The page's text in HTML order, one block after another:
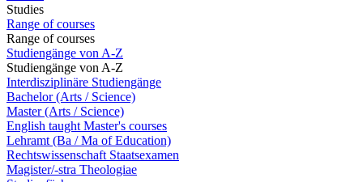
Studies
Range of courses
Range of courses
Studiengänge von A-Z
Studiengänge von A-Z
Interdisziplinäre Studiengänge
Bachelor (Arts / Science)
Master (Arts / Science)
English taught Master's courses
Lehramt (Ba / Ma of Education)
Rechtswissenschaft Staatsexamen
Magister/-stra Theologiae